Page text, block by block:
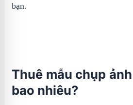
bạn.
Thuê mẫu chụp
bao nhiêu?